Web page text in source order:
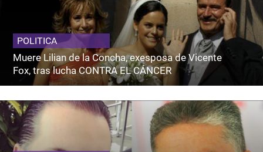
POLITICA
Muere Lilian de la Concha, exesposa de Vicente
Fox, tras lucha CONTRA EL CÁNCER